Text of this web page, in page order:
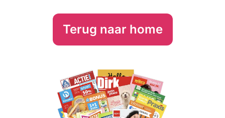
Terug naar home